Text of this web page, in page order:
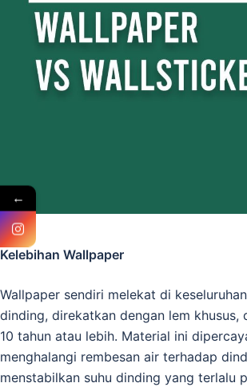
Kelebihan Wallpaper
Wallpaper sendiri melekat di
dinding, direkatkan dengan lem khusus,
10 tahun atau lebih. Material ini
menghalangi rembesan air terhadap
menstabilkan suhu dinding yang terlalu
←